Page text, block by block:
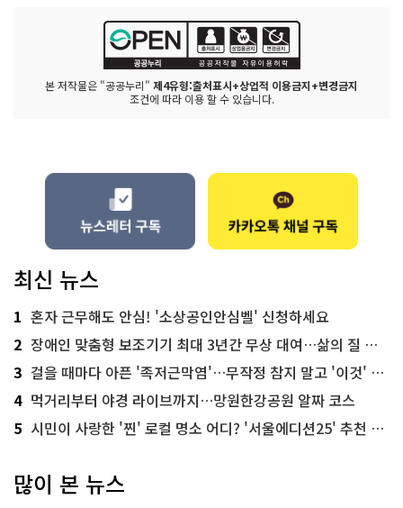
본 저작물은 "공공누리" 제4유형:출처표시+상업적 이용금지+변경금지
조건에 따라 이용 할 수 있습니다.
최신 뉴스
1 혼자 근무해도 안심! '소상공인안심벨' 신청하세요
2 장애인 맞춤형 보조기기 최대 3년간 무상 대여…삶의 질 높인다
3 걸을 때마다 아픈 '족저근막염'…무작정 참지 말고 '이것' 해보세요!
4 먹거리부터 야경 라이브까지…망원한강공원 알짜 코스
5 시민이 사랑한 '찐' 로컬 명소 어디? '서울에디션25' 추천 코스
많이 본 뉴스